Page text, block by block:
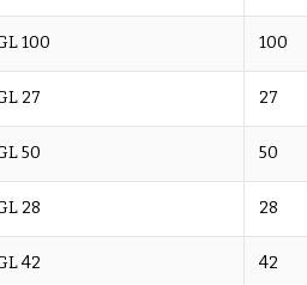
100 100
27 27
50 50
28 28
42 42